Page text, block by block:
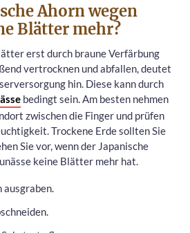
Ahorn wegen
Blätter mehr?
erst durch braune Verfärbung
vertrocknen und abfallen, deutet
hin. Diese kann durch
bedingt sein. Am besten nehmen
zwischen die Finger und prüfen
Trockene Erde sollten Sie
Sie vor, wenn der Japanische
keine Blätter mehr hat.
ausgraben.